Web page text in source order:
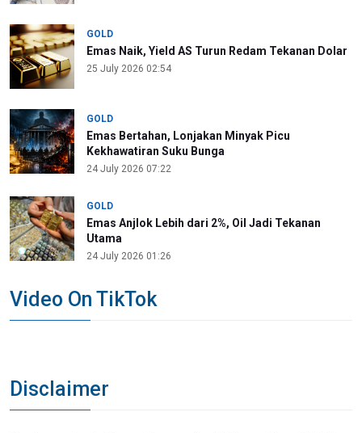
GOLD
Emas Naik, Yield AS Turun Redam Tekanan Dolar
25 July 2026 02:54
GOLD
Emas Bertahan, Lonjakan Minyak Picu
Kekhawatiran Suku Bunga
24 July 2026 07:22
GOLD
Emas Anjlok Lebih dari 2%, Oil Jadi Tekanan
Utama
24 July 2026 01:26
Video On TikTok
Disclaimer